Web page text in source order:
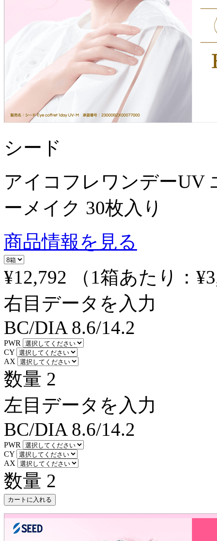
シード
アイコフレワンデーUV
ーメイク 30枚入り
商品情報を見る
¥12,792
（1箱あたり：
右目データを入力
BC/DIA 8.6/14.2
PWR
CY
AX
数量 2
左目データを入力
BC/DIA 8.6/14.2
PWR
CY
AX
数量 2
カートに入れる